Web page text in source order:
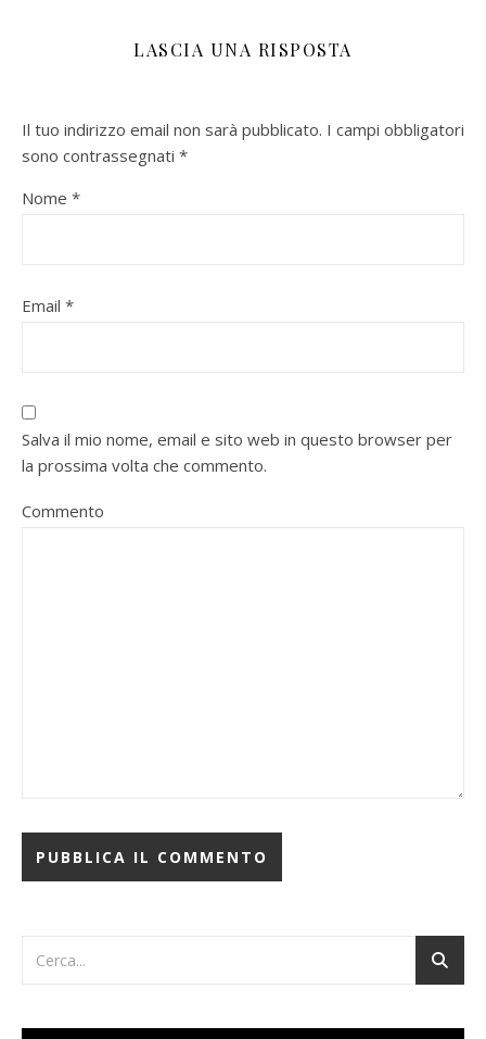
LASCIA UNA RISPOSTA
Il tuo indirizzo email non sarà pubblicato. I campi obbligatori
sono contrassegnati *
Nome *
Email *
Salva il mio nome, email e sito web in questo browser per
la prossima volta che commento.
Commento